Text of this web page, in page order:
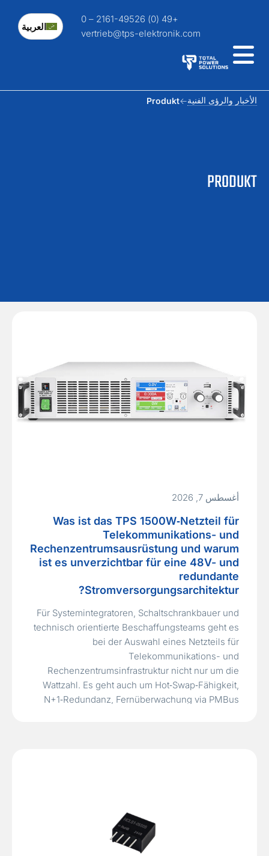
vertrieb@tps-elektronik.com
العربية
والرؤى الفنية Produkt
أغسطس 7, 2026
Was ist das TPS 1500W‑Netzteil für
Telekommunikations- und
Rechenzentrumsausrüstung und warum
ist es unverzichtbar für eine 48V- und
redundante
Stromversorgungsarchitektur?
Für Systemintegratoren, Schaltschrankbauer und
technisch orientierte Beschaffungsteams geht es
bei der Auswahl eines Netzteils für
Telekommunikations- und
Rechenzentrumsinfrastruktur nicht nur um die
Wattzahl. Es geht auch um Hot‑Swap‑Fähigkeit,
N+1‑Redundanz, Fernüberwachung via PMBus